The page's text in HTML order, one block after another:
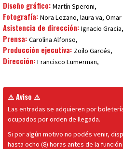
Diseño gráfico: Martín Speroni,
Fotografía: Nora Lezano, laura va,
Asistencia de dirección: Ignacio Gracia,
Prensa: Carolina Alfonso,
Producción ejecutiva: Zoilo Garcés,
Dirección: Francisco Lumerman,
⚠️ Aviso ⚠️
Las entradas se adquieren por
ocupados por orden de llegada.
Si por algún motivo no podés venir,
hasta ocho (8) horas antes de la